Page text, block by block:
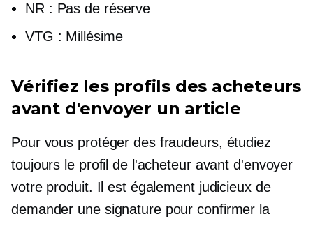
NR : Pas de réserve
VTG : Millésime
Vérifiez les profils des acheteurs
avant d'envoyer un article
Pour vous protéger des fraudeurs, étudiez
toujours le profil de l'acheteur avant d'envoyer
votre produit. Il est également judicieux de
demander une signature pour confirmer la